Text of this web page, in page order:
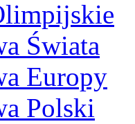
Świata
Europy
Polski